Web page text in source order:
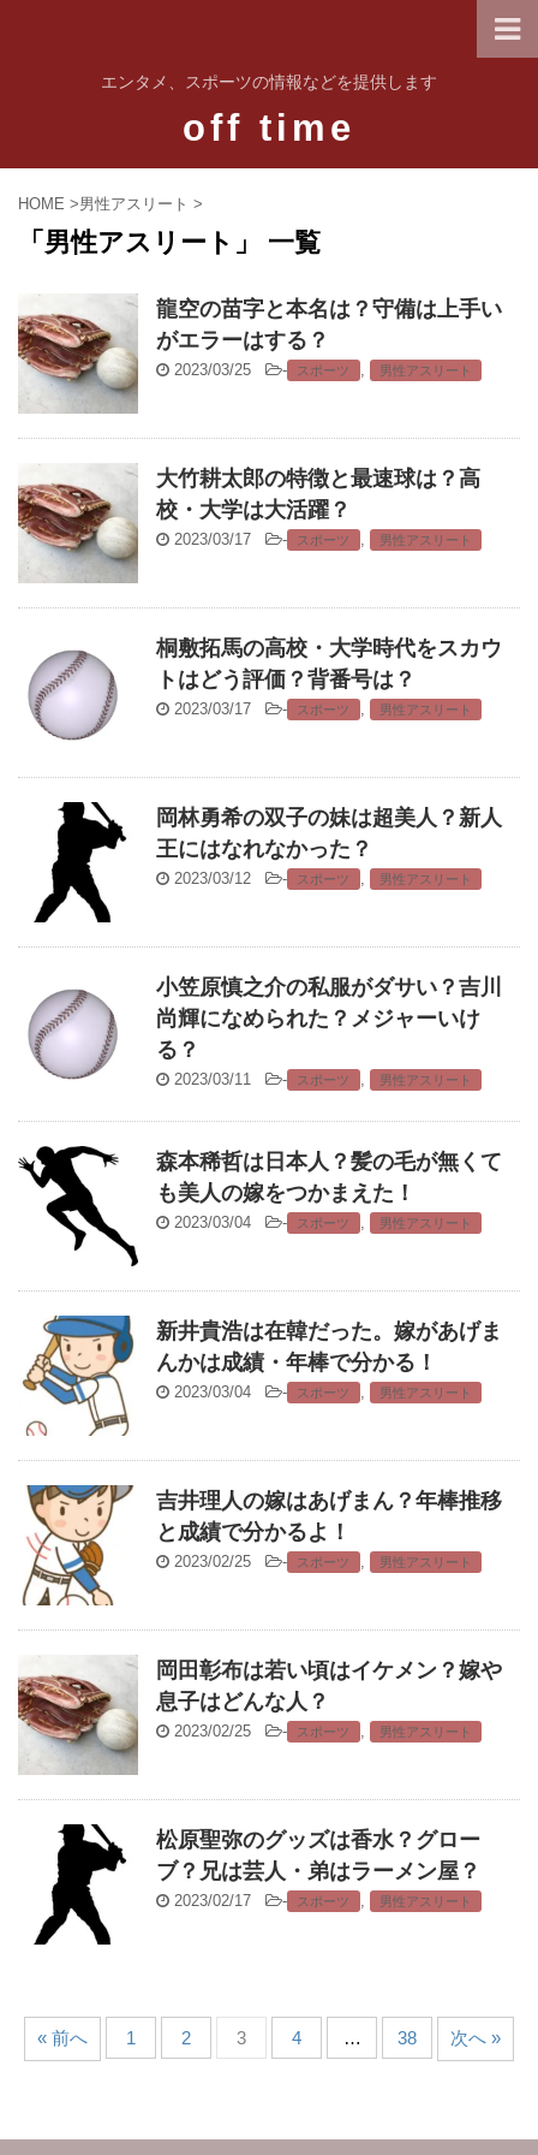
エンタメ、スポーツの情報などを提供します
off time
HOME >男性アスリート >
「男性アスリート」 一覧
龍空の苗字と本名は？守備は上手い
がエラーはする？
2023/03/25 - スポーツ , 男性アスリート
大竹耕太郎の特徴と最速球は？高
校・大学は大活躍？
2023/03/17 - スポーツ , 男性アスリート
桐敷拓馬の高校・大学時代をスカウ
トはどう評価？背番号は？
2023/03/17 - スポーツ , 男性アスリート
岡林勇希の双子の妹は超美人？新人
王にはなれなかった？
2023/03/12 - スポーツ , 男性アスリート
小笠原慎之介の私服がダサい？吉川
尚輝になめられた？メジャーいけ
る？
2023/03/11 - スポーツ , 男性アスリート
森本稀哲は日本人？髪の毛が無くて
も美人の嫁をつかまえた！
2023/03/04 - スポーツ , 男性アスリート
新井貴浩は在韓だった。嫁があげま
んかは成績・年棒で分かる！
2023/03/04 - スポーツ , 男性アスリート
吉井理人の嫁はあげまん？年棒推移
と成績で分かるよ！
2023/02/25 - スポーツ , 男性アスリート
岡田彰布は若い頃はイケメン？嫁や
息子はどんな人？
2023/02/25 - スポーツ , 男性アスリート
松原聖弥のグッズは香水？グロー
ブ？兄は芸人・弟はラーメン屋？
2023/02/17 - スポーツ , 男性アスリート
« 前へ 1 2 3 4 … 38 次へ »